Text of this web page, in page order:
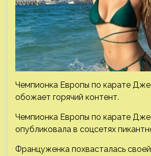
Чемпионка Европы по карате
обожает горячий контент.
Чемпионка Европы по карате
опубликовала в соцсетях
Француженка похвасталась